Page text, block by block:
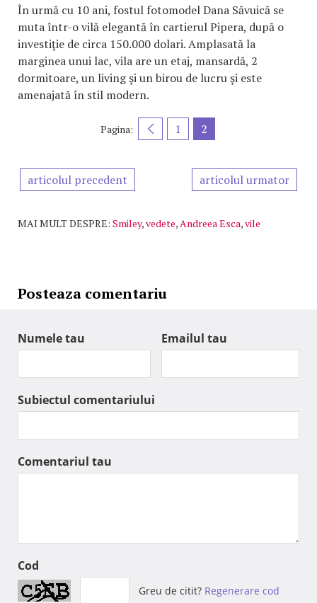
În urmă cu 10 ani, fostul fotomodel Dana Săvuică se
muta într-o vilă elegantă în cartierul Pipera, după o
investiţie de circa 150.000 dolari. Amplasată la
marginea unui lac, vila are un etaj, mansardă, 2
dormitoare, un living şi un birou de lucru şi este
amenajată în stil modern.
Pagina: 1 2
articolul precedent articolul urmator
MAI MULT DESPRE: Smiley,vedete,Andreea Esca,vile
Posteaza comentariu
Numele tau Emailul tau
Subiectul comentariului
Comentariul tau
Cod
Greu de citit? Regenerare cod